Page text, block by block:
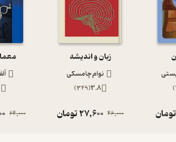
)
تومان
زبان و اندیشه
نوام چامسکی
3.8
(
349
)
46,000
27,600تومان 64,000